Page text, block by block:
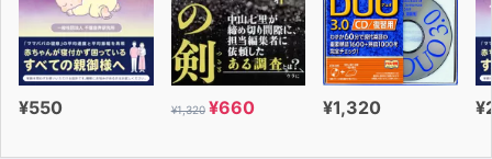
でしょう。
著者の言葉は、悩めるあなたを否定することなく、あなた
が仕事へのやり甲斐を見つけ出す手助けとなるはずです。
¥550 ¥1,320 ¥660 ¥1,320